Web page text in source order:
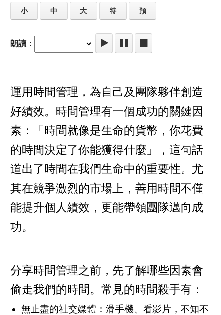
小 中 大 特 預
朗讀：
運用時間管理，為自己及團隊夥伴創造
好績效。時間管理有一個成功的關鍵因
素：「時間就像是生命的貨幣，你花費
的時間決定了你能獲得什麼」，這句話
道出了時間在我們生命中的重要性。尤
其在競爭激烈的市場上，善用時間不僅
能提升個人績效，更能帶領團隊邁向成
功。
分享時間管理之前，先了解哪些因素會
偷走我們的時間。常見的時間殺手有：
無止盡的社交媒體：滑手機、看影片，不知不